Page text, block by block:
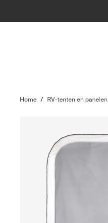
Home / RV-tenten en panelen